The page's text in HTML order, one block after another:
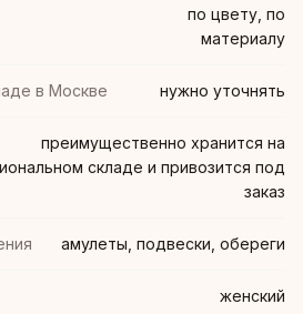
по цвету, по
материалу
в Москве нужно уточнять
преимущественно хранится на
складе и привозится под
заказ
амулеты, подвески, обереги
женский